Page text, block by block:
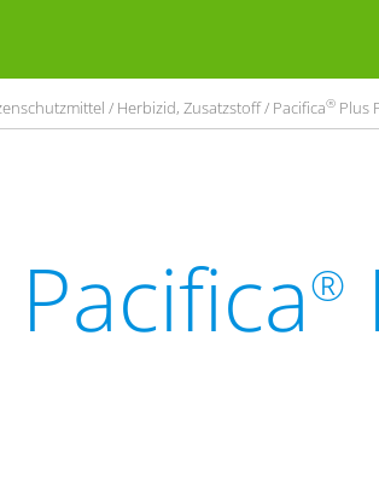
/ Herbizid, Zusatzstoff / Pacifica® Plus
Pacifica®